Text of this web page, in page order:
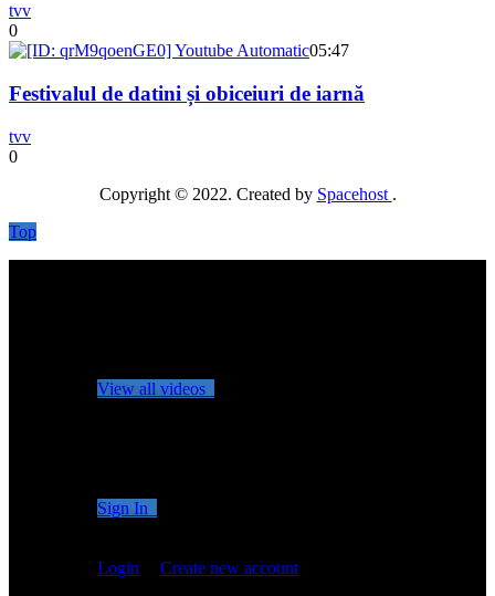
tvv
0
05:47
Festivalul de datini și obiceiuri de iarnă
tvv
0
Copyright © 2022. Created by Spacehost .
Top
View all videos
Sign In
Login
Create new account